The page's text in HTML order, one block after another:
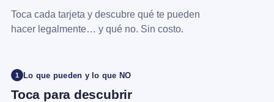
Toca cada tarjeta y descubre qué te pueden
hacer legalmente… y qué no. Sin costo.
1 Lo que pueden y lo que NO
Toca para descubrir